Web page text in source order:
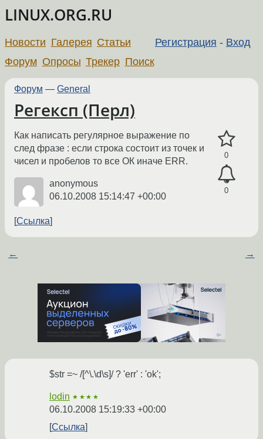
LINUX.ORG.RU
Регистрация - Вход
Новости Галерея Статьи
Форум Опросы Трекер Поиск
Форум — General
Регексп (Перл)
0
0
Как написать регулярное выражение по
след фразе : если строка состоит из точек и
чисел и пробелов то все ОК иначе ERR.
anonymous
06.10.2008 15:14:47 +00:00
Ссылка
← →
$str =~ /[^\.\d\s]/ ? 'err' : 'ok';
lodin ★★★★
06.10.2008 15:19:33 +00:00
Ссылка